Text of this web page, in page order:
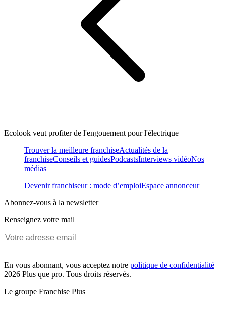
Ecolook veut profiter de l'engouement pour l'électrique
Trouver la meilleure franchiseActualités de la
franchiseConseils et guidesPodcastsInterviews vidéoNos
médias
Devenir franchiseur : mode d’emploiEspace annonceur
Abonnez-vous à la newsletter
Renseignez votre mail
En vous abonnant, vous acceptez notre politique de confidentialité |
2026 Plus que pro. Tous droits réservés.
Le groupe Franchise Plus